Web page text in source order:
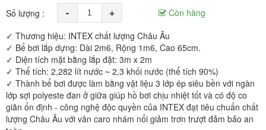
Số lượng : - +
Còn hàng
✓ Thương hiệu: INTEX chất lượng Châu Âu
✓ Bể bơi lắp dựng: Dài 2m6, Rộng 1m6, Cao 65cm.
✓ Diện tích mặt bằng lắp đặt: 3m x 2m
✓ Thể tích: 2,282 lít nước ~ 2,3 khối nước (thể tích 90%)
✓ Thành bể bơi được làm bằng vật liệu 3 lớp ép siêu bền với ngàn
lớp sợi polyeste đan ở giữa giúp hồ bơi chịu nhiệt tốt và có độ co
giãn ổn định - công nghệ độc quyền của INTEX đạt tiêu chuẩn chất
lượng Châu Âu với vân caro nhám nổi giảm trơn trượt đảm bảo an